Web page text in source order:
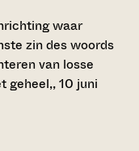
waar
zin des woords
van losse
geheel,, 10 juni